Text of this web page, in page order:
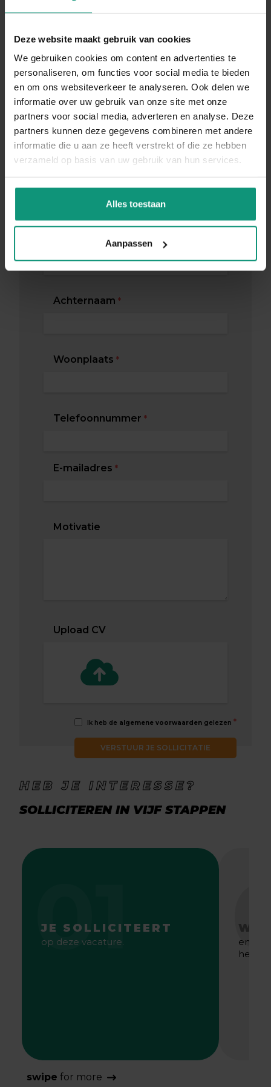
Deze website maakt gebruik van cookies
We gebruiken cookies om content en advertenties te
personaliseren, om functies voor social media te bieden
en om ons websiteverkeer te analyseren. Ook delen we
informatie over uw gebruik van onze site met onze
partners voor social media, adverteren en analyse. Deze
partners kunnen deze gegevens combineren met andere
informatie die u aan ze heeft verstrekt of die ze hebben
verzameld op basis van uw gebruik van hun services.
Alles toestaan
Aanpassen
SOLLICITEREN ALS
OPERATOR 3-PLOEGEN IN
VALKENSWAARD
Voornaam*
Achternaam *
Woonplaats *
Telefoonnummer *
E-mailadres *
Motivatie
Upload CV
Ik heb de algemene voorwaarden gelezen *
VERSTUUR JE SOLLICITATIE
HEB JE INTERESSE?
SOLLICITEREN IN VIJF STAPPEN
01
JE SOLLICITEERT
op deze vacature.
en
het
swipe for more